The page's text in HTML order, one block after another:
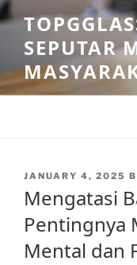
Skip
to
contentSEPUTAR
POSTED
JANUARY 4, 2025
Mengatasi
Pentingnya
Mental dan